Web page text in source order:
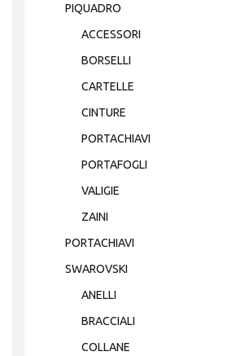
PIQUADRO
ACCESSORI
BORSELLI
CARTELLE
CINTURE
PORTACHIAVI
PORTAFOGLI
VALIGIE
ZAINI
PORTACHIAVI
SWAROVSKI
ANELLI
BRACCIALI
COLLANE